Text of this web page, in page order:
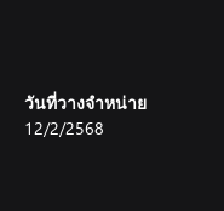
วันที่วางจำหน่าย
12/2/2568